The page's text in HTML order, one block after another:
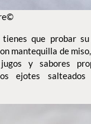
que probar
mantequilla de
y sabores
ejotes